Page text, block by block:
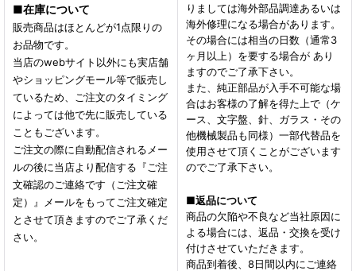
■在庫について
販売商品はほとんどが1点限りの
お品物です。
当店のwebサイト以外にも実店舗
やショッピングモール等で販売し
ているため、ご注文のタイミング
によっては他で先に販売している
こともございます。
ご注文の際に自動配信されるメー
ルの後に当店より配信する『ご注
文確認のご連絡です（ご注文確
定）』メールをもってご注文確定
とさせて頂きますのでご了承くだ
さい。
りましては海外部品調達あるいは
海外修理になる場合があります。
その場合には相当の日数（通常3
ヶ月以上）を要する場合が あり
ますのでご了承下さい。
また、純正部品が入手不可能な場
合はお客様の了解を得た上で（ケ
ース、文字盤、針、ガラス・その
他機械製品も同様）一部代替品を
使用させて頂くことがございます
のでご了承下さい。
■返品について
商品の欠陥や不良など当社原因に
よる場合には、返品・交換を受け
付けさせていただきます。
商品到着後、8日間以内にご連絡